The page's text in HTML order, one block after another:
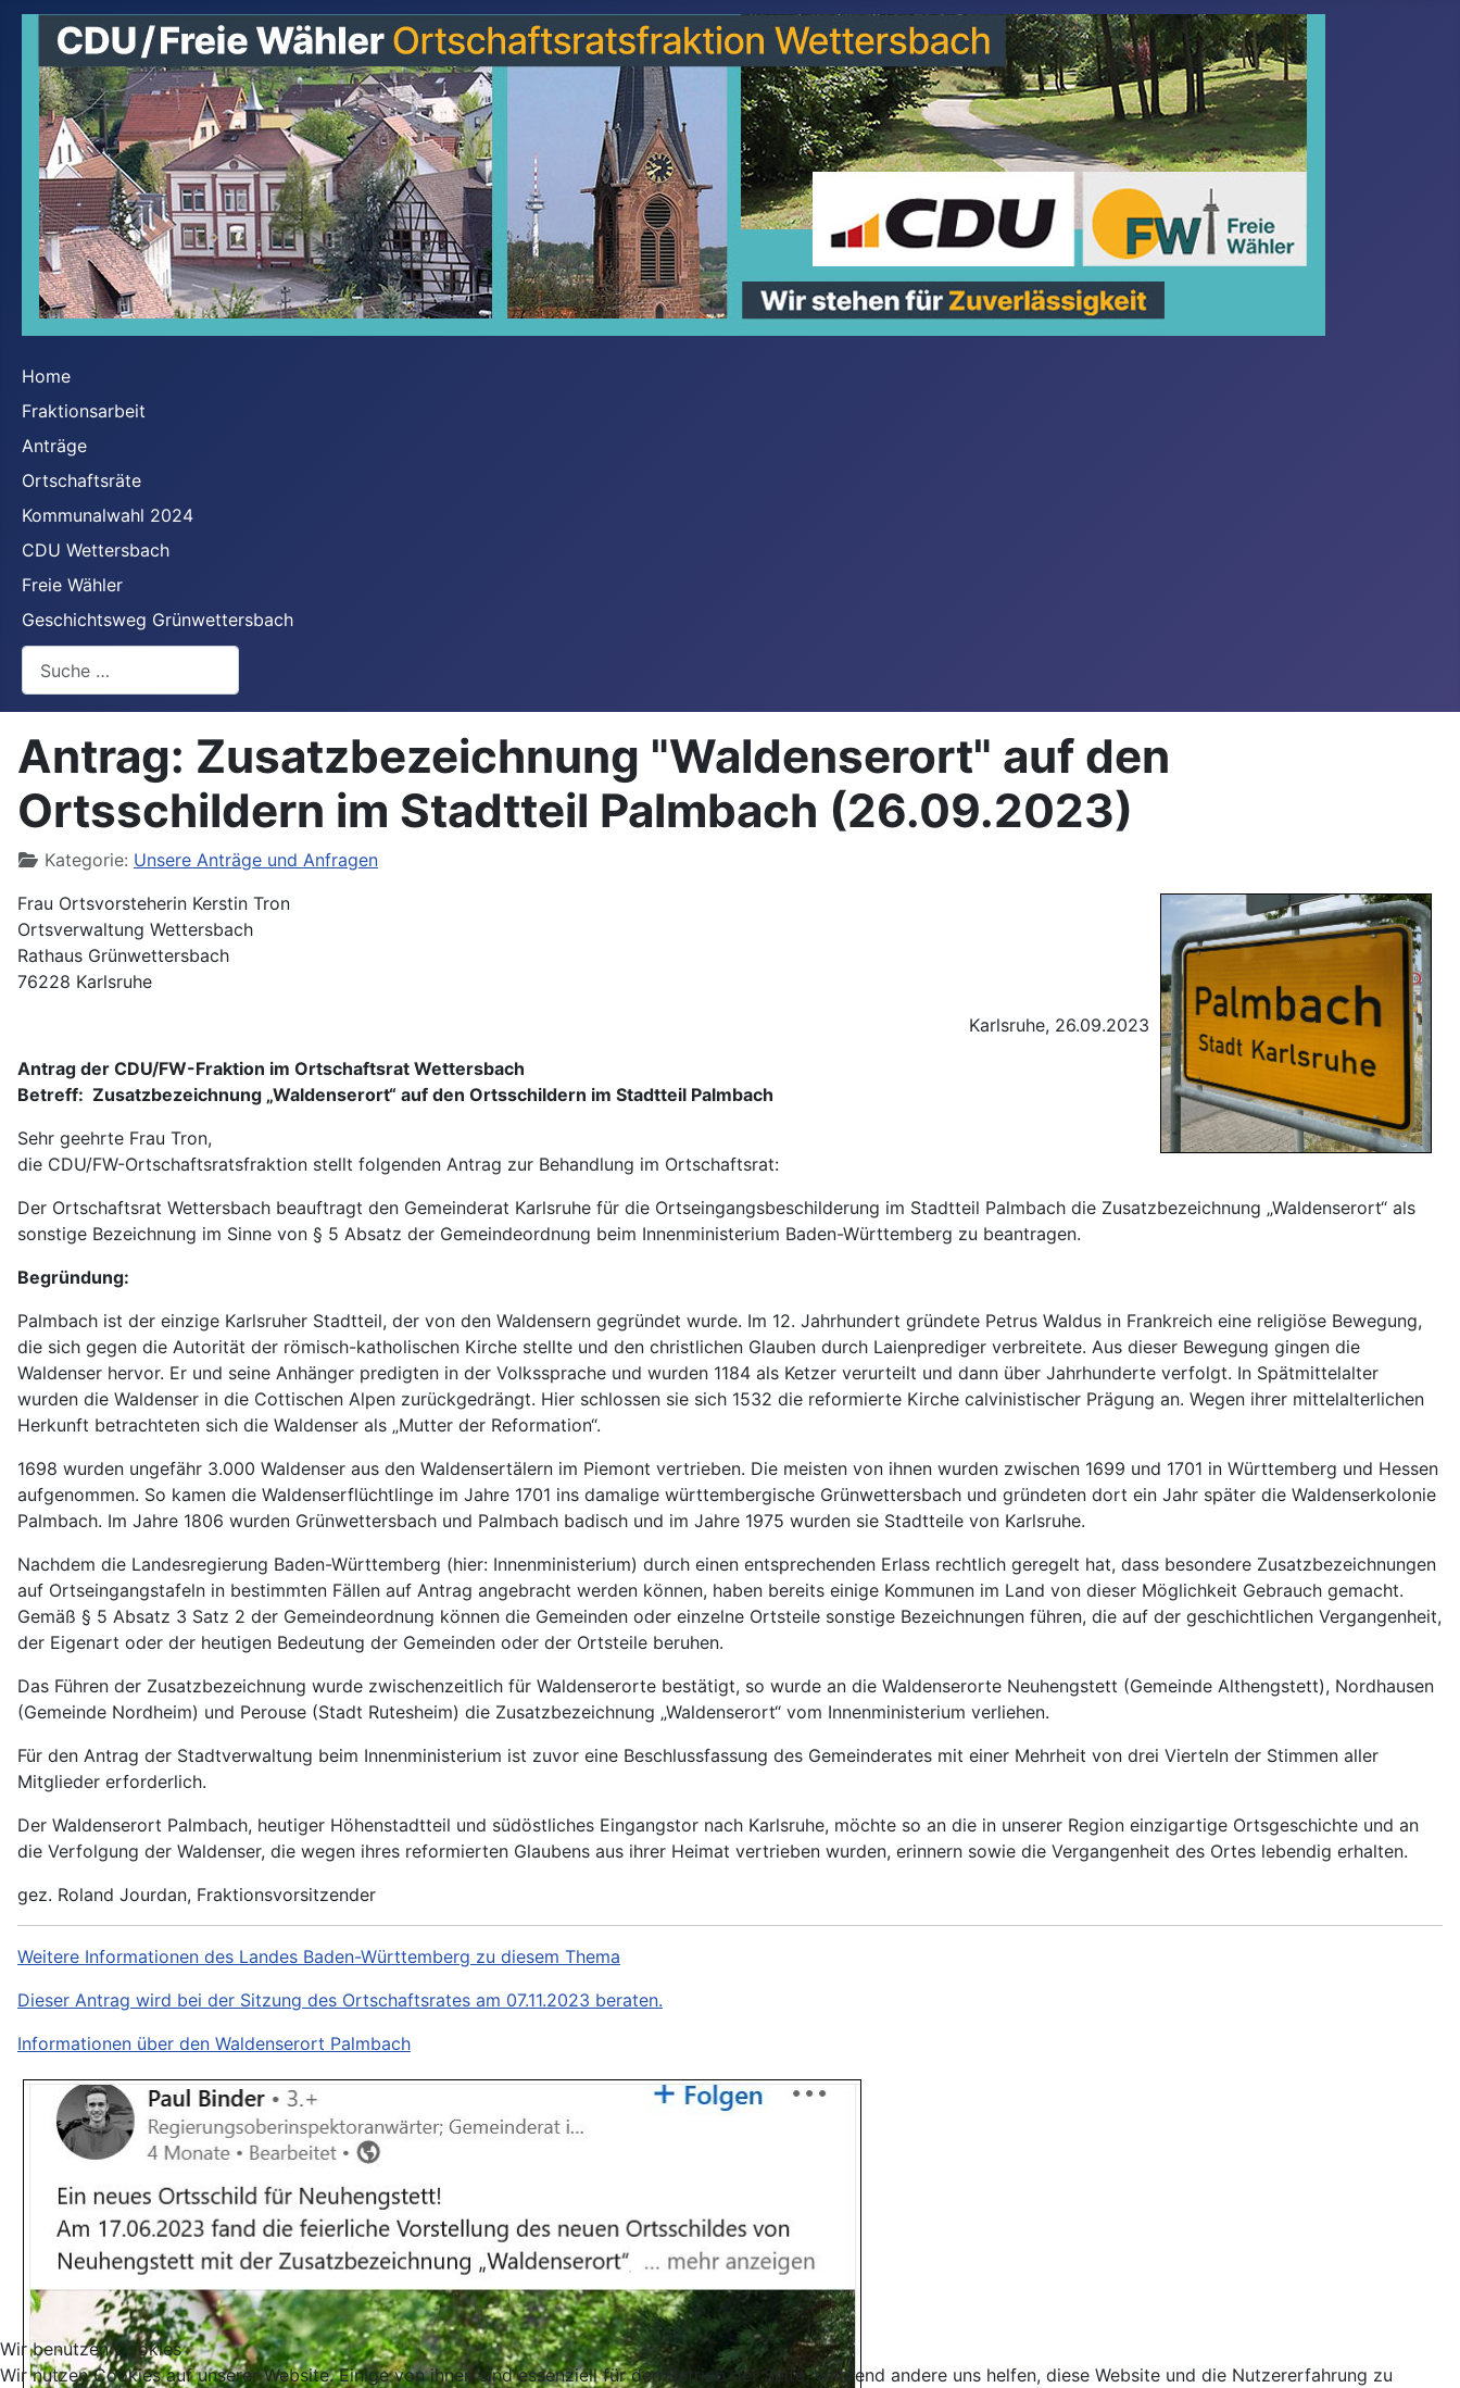
Home
Fraktionsarbeit
Anträge
Ortschaftsräte
Kommunalwahl 2024
CDU Wettersbach
Freie Wähler
Geschichtsweg Grünwettersbach
Antrag: Zusatzbezeichnung "Waldenserort" auf den
Ortsschildern im Stadtteil Palmbach (26.09.2023)
DetailsKategorie: Unsere Anträge und Anfragen
Frau Ortsvorsteherin Kerstin Tron
Ortsverwaltung Wettersbach
Rathaus Grünwettersbach
76228 Karlsruhe
Karlsruhe, 26.09.2023
Antrag der CDU/FW-Fraktion im Ortschaftsrat Wettersbach
Betreff: Zusatzbezeichnung „Waldenserort“ auf den Ortsschildern im Stadtteil Palmbach
Sehr geehrte Frau Tron,
die CDU/FW-Ortschaftsratsfraktion stellt folgenden Antrag zur Behandlung im Ortschaftsrat:
Der Ortschaftsrat Wettersbach beauftragt den Gemeinderat Karlsruhe für die Ortseingangsbeschilderung im Stadtteil Palmbach die Zusatzbezeichnung „Waldenserort“ als
sonstige Bezeichnung im Sinne von § 5 Absatz der Gemeindeordnung beim Innenministerium Baden-Württemberg zu beantragen.
Begründung:
Palmbach ist der einzige Karlsruher Stadtteil, der von den Waldensern gegründet wurde. Im 12. Jahrhundert gründete Petrus Waldus in Frankreich eine religiöse Bewegung,
die sich gegen die Autorität der römisch-katholischen Kirche stellte und den christlichen Glauben durch Laienprediger verbreitete. Aus dieser Bewegung gingen die
Waldenser hervor. Er und seine Anhänger predigten in der Volkssprache und wurden 1184 als Ketzer verurteilt und dann über Jahrhunderte verfolgt. In Spätmittelalter
wurden die Waldenser in die Cottischen Alpen zurückgedrängt. Hier schlossen sie sich 1532 die reformierte Kirche calvinistischer Prägung an. Wegen ihrer mittelalterlichen
Herkunft betrachteten sich die Waldenser als „Mutter der Reformation“.
1698 wurden ungefähr 3.000 Waldenser aus den Waldensertälern im Piemont vertrieben. Die meisten von ihnen wurden zwischen 1699 und 1701 in Württemberg und Hessen
aufgenommen. So kamen die Waldenserflüchtlinge im Jahre 1701 ins damalige württembergische Grünwettersbach und gründeten dort ein Jahr später die Waldenserkolonie
Palmbach. Im Jahre 1806 wurden Grünwettersbach und Palmbach badisch und im Jahre 1975 wurden sie Stadtteile von Karlsruhe.
Nachdem die Landesregierung Baden-Württemberg (hier: Innenministerium) durch einen entsprechenden Erlass rechtlich geregelt hat, dass besondere Zusatzbezeichnungen
auf Ortseingangstafeln in bestimmten Fällen auf Antrag angebracht werden können, haben bereits einige Kommunen im Land von dieser Möglichkeit Gebrauch gemacht.
Gemäß § 5 Absatz 3 Satz 2 der Gemeindeordnung können die Gemeinden oder einzelne Ortsteile sonstige Bezeichnungen führen, die auf der geschichtlichen Vergangenheit,
der Eigenart oder der heutigen Bedeutung der Gemeinden oder der Ortsteile beruhen.
Das Führen der Zusatzbezeichnung wurde zwischenzeitlich für Waldenserorte bestätigt, so wurde an die Waldenserorte Neuhengstett (Gemeinde Althengstett), Nordhausen
(Gemeinde Nordheim) und Perouse (Stadt Rutesheim) die Zusatzbezeichnung „Waldenserort“ vom Innenministerium verliehen.
Für den Antrag der Stadtverwaltung beim Innenministerium ist zuvor eine Beschlussfassung des Gemeinderates mit einer Mehrheit von drei Vierteln der Stimmen aller
Mitglieder erforderlich.
Der Waldenserort Palmbach, heutiger Höhenstadtteil und südöstliches Eingangstor nach Karlsruhe, möchte so an die in unserer Region einzigartige Ortsgeschichte und an
die Verfolgung der Waldenser, die wegen ihres reformierten Glaubens aus ihrer Heimat vertrieben wurden, erinnern sowie die Vergangenheit des Ortes lebendig erhalten.
gez. Roland Jourdan, Fraktionsvorsitzender
Weitere Informationen des Landes Baden-Württemberg zu diesem Thema
Dieser Antrag wird bei der Sitzung des Ortschaftsrates am 07.11.2023 beraten.
Informationen über den Waldenserort Palmbach
Wir benutzen Cookies
Wir nutzen Cookies auf unserer Website. Einige von ihnen sind essenziell für den Betrieb der Seite, während andere uns helfen, diese Website und die Nutzererfahrung zu